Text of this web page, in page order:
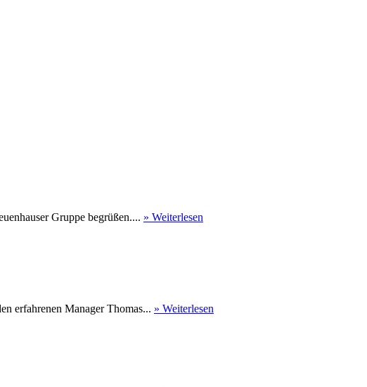
Gruppe begrüßen.... » Weiterlesen
erfahrenen Manager Thomas... » Weiterlesen